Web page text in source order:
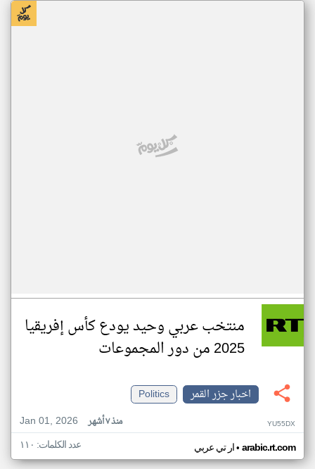
منتخب عربي وحيد يودع كأس إفريقيا
2025 من دور المجموعات
اخبار جزر القمر
Politics
Jan 01, 2026
منذ ٧ أشهر YU55DX
ار تي عربي• arabic.rt.com عدد الكلمات: ١١٠